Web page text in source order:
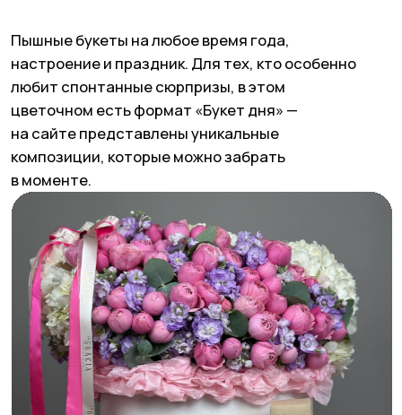
Поделиться статьей в соцсетях
Подпишись на местную ЩУКУ вTelegram
Instagram*и узнай о всех крутых местах страны
одним из первых.
организацией, ее деятельность на территории России
запрещена
Создание сайтов: @imarketina